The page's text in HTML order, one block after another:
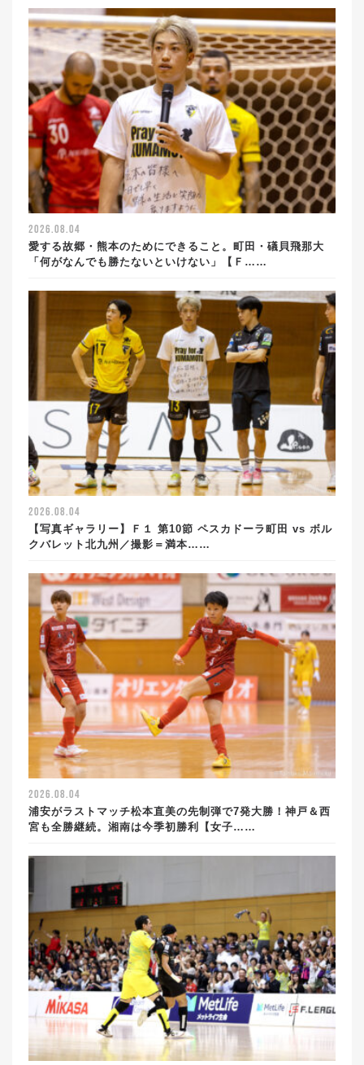
2026.08.04
愛する故郷・熊本のためにできること。町田・礒貝飛那大
「何がなんでも勝たないといけない」【Ｆ……
2026.08.04
【写真ギャラリー】Ｆ１ 第10節 ペスカドーラ町田 vs ボル
クバレット北九州／撮影＝満本……
2026.08.04
浦安がラストマッチ松本直美の先制弾で7発大勝！神戸＆西
宮も全勝継続。湘南は今季初勝利【女子……